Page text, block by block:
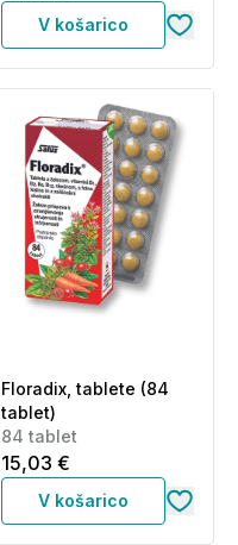
V košarico
Floradix, tablete (84
tablet)
84 tablet
15,03 €
V košarico